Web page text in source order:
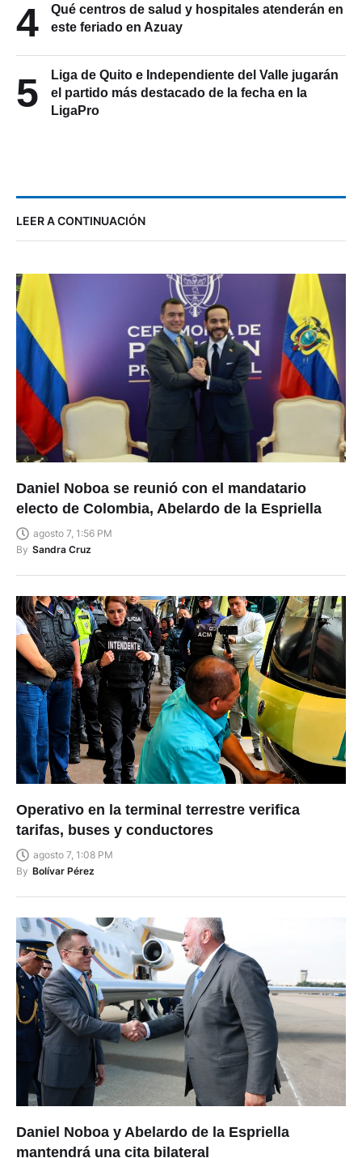
4
Qué centros de salud y hospitales atenderán en
este feriado en Azuay
5
Liga de Quito e Independiente del Valle jugarán
el partido más destacado de la fecha en la
LigaPro
LEER A CONTINUACIÓN
Daniel Noboa se reunió con el mandatario
electo de Colombia, Abelardo de la Espriella
agosto 7, 1:56 PM
By Sandra Cruz
Operativo en la terminal terrestre verifica
tarifas, buses y conductores
agosto 7, 1:08 PM
By Bolívar Pérez
Daniel Noboa y Abelardo de la Espriella
mantendrá una cita bilateral